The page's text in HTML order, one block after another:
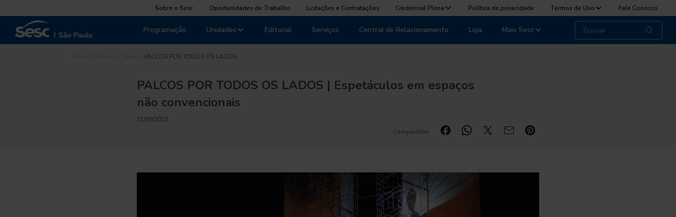
Sobre o Sesc Oportunidades de Trabalho Licitações e Contratações Credencial Plena Política de privacidade Termos de Uso Fale Conosco
Unidades
Programação Editorial Serviços Central de Relacionamento Loja Mais Sesc
PALCOS POR TODOS OS LADOS…
PALCOS POR TODOS OS LADOS | Espetáculos em espaços
não convencionais
01/09/2022
Compartilhe: